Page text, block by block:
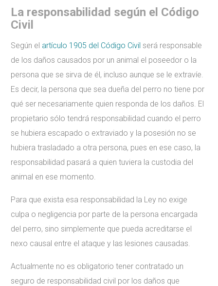
La responsabilidad según el Código
Civil
Según el artículo 1905 del Código Civil será responsable
de los daños causados por un animal el poseedor o la
persona que se sirva de él, incluso aunque se le extravíe.
Es decir, la persona que sea dueña del perro no tiene por
qué ser necesariamente quien responda de los daños. El
propietario sólo tendrá responsabilidad cuando el perro
se hubiera escapado o extraviado y la posesión no se
hubiera trasladado a otra persona, pues en ese caso, la
responsabilidad pasará a quien tuviera la custodia del
animal en ese momento.
Para que exista esa responsabilidad la Ley no exige
culpa o negligencia por parte de la persona encargada
del perro, sino simplemente que pueda acreditarse el
nexo causal entre el ataque y las lesiones causadas.
Actualmente no es obligatorio tener contratado un
seguro de responsabilidad civil por los daños que